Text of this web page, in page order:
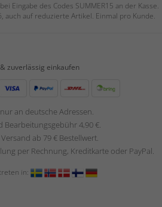
Eingabe des Codes SUMMER15 an der Kasse.
auch auf reduzierte Artikel. Einmal pro Kunde.
zuverlässig einkaufen
an deutsche Adressen.
Bearbeitungsgebühr 4,90 €.
ab 79 € Bestellwert.
per Rechnung, Kreditkarte oder PayPal.
in: